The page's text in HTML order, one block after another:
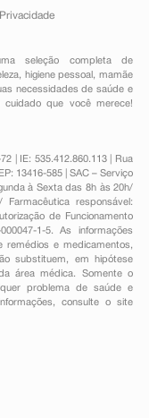
seleção completa de
, higiene pessoal ,mamãe
necessidades de saúde e
que você merece!
| IE: 535.412.860.113 | Rua
13416-585 | SAC – Serviço
à Sexta das 8h às 20h/
responsável:
de Funcionamento
1-5. As informações
e medicamentos,
substituem, em hipótese
área médica. Somente o
problema de saúde e
consulte o site